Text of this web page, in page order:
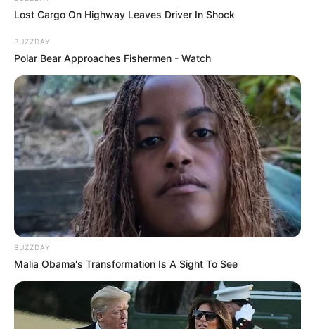
estar e o desenvolvimento profissional de seus
colaboradores.
Lost Cargo On Highway Leaves Driver In Shock
BUZZDAY
Polar Bear Approaches Fishermen - Watch
BUZZDAY
Malia Obama's Transformation Is A Sight To See